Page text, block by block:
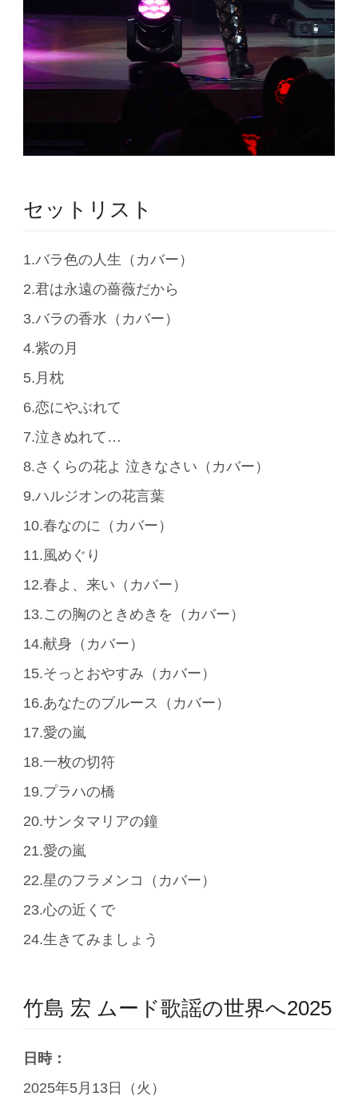
セットリスト
1.バラ色の人生（カバー）
2.君は永遠の薔薇だから
3.バラの香水（カバー）
4.紫の月
5.月枕
6.恋にやぶれて
7.泣きぬれて…
8.さくらの花よ 泣きなさい（カバー）
9.ハルジオンの花言葉
10.春なのに（カバー）
11.風めぐり
12.春よ、来い（カバー）
13.この胸のときめきを（カバー）
14.献身（カバー）
15.そっとおやすみ（カバー）
16.あなたのブルース（カバー）
17.愛の嵐
18.一枚の切符
19.プラハの橋
20.サンタマリアの鐘
21.愛の嵐
22.星のフラメンコ（カバー）
23.心の近くで
24.生きてみましょう
竹島 宏 ムード歌謡の世界へ2025
日時：
2025年5月13日（火）